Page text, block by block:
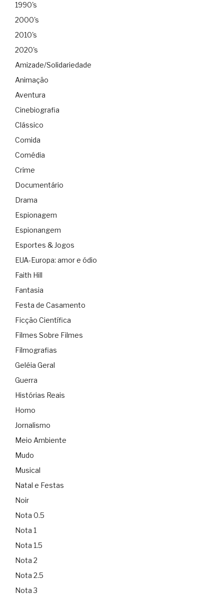
1990's
2000's
2010's
2020's
Amizade/Solidariedade
Animação
Aventura
Cinebiografia
Clássico
Comida
Comédia
Crime
Documentário
Drama
Espionagem
Espionangem
Esportes & Jogos
EUA-Europa: amor e ódio
Faith Hill
Fantasia
Festa de Casamento
Ficção Científica
Filmes Sobre Filmes
Filmografias
Geléia Geral
Guerra
Histórias Reais
Homo
Jornalismo
Meio Ambiente
Mudo
Musical
Natal e Festas
Noir
Nota 0.5
Nota 1
Nota 1.5
Nota 2
Nota 2.5
Nota 3